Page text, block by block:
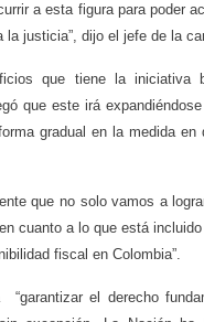
a esta figura para poder
justicia”, dijo el jefe de la
que tiene la
que este irá
gradual en la medida
que no solo vamos a
cuanto a lo que está
fiscal en Colombia”.
el derecho